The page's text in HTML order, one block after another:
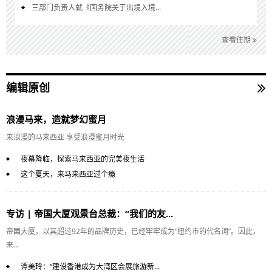
三部门负责人就《国务院关于出境入境...
查看往期
编辑原创
浪漫马来，造就梦幻蜜月
来浪漫的马来西亚 享受浪漫蜜月时光
夜幕降临，探索马来西亚的完美夜生活
这个夏天，来马来西亚过个瘾
专访 | 帝国大厦观景台总裁：“我们的友...
帝国大厦，以其超过92年的品牌历史，已经牢牢成为“纽约市的代名词”。因此，
来...
谭美玲：“建设香港成为大湾区会展旅游新...